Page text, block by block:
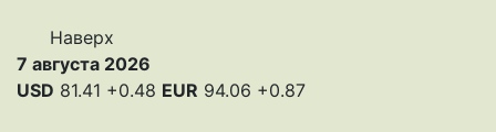
Наверх
7 августа 2026
USD 81.41 +0.48 EUR 94.06 +0.87